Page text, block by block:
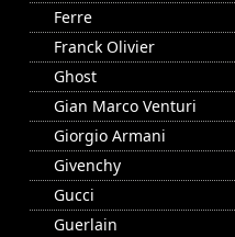
Ferre
Franck Olivier
Ghost
Gian Marco Venturi
Giorgio Armani
Givenchy
Gucci
Guerlain